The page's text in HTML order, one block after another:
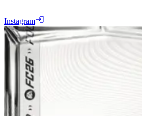
Instagram